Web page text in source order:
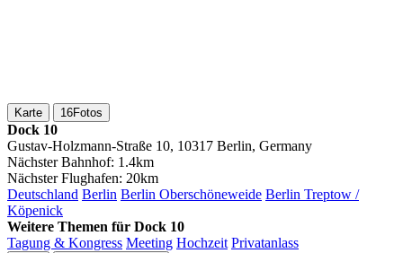
Karte 16Fotos
Dock 10
Gustav-Holzmann-Straße 10, 10317 Berlin, Germany
Nächster Bahnhof: 1.4km
Nächster Flughafen: 20km
Deutschland Berlin Berlin Oberschöneweide Berlin Treptow /
Köpenick
Weitere Themen für Dock 10
Tagung & Kongress Meeting Hochzeit Privatanlass